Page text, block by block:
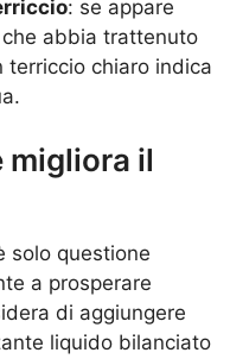
: se appare
abbia trattenuto
chiaro indica
il
solo questione
a prosperare
di aggiungere
liquido bilanciato